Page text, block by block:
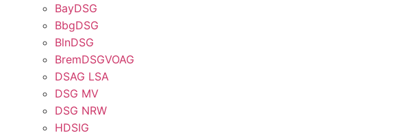
BayDSG
BbgDSG
BlnDSG
BremDSGVOAG
DSAG LSA
DSG MV
DSG NRW
HDSIG